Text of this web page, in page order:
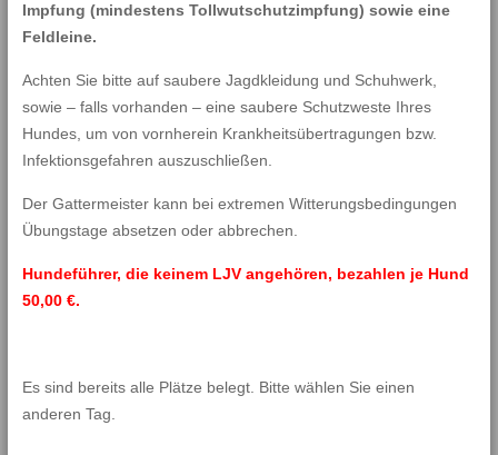
Impfung (mindestens Tollwutschutzimpfung) sowie eine
Feldleine.
Achten Sie bitte auf saubere Jagdkleidung und Schuhwerk,
sowie – falls vorhanden – eine saubere Schutzweste Ihres
Hundes, um von vornherein Krankheitsübertragungen bzw.
Infektionsgefahren auszuschließen.
Der Gattermeister kann bei extremen Witterungsbedingungen
Übungstage absetzen oder abbrechen.
Hundeführer, die keinem LJV angehören, bezahlen je Hund
50,00 €.
Es sind bereits alle Plätze belegt. Bitte wählen Sie einen
anderen Tag.